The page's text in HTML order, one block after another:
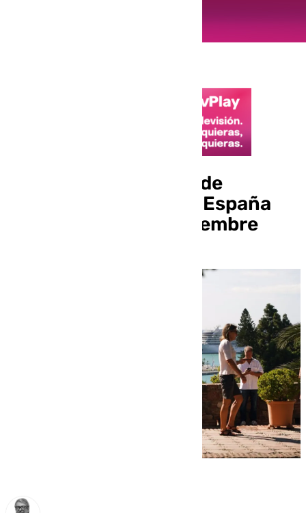
Más de 73,9 millones de
turistas han visitado España
hasta el mes de septiembre